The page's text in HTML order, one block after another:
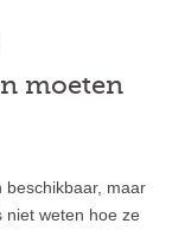
moeten
beschikbaar, maar
niet weten hoe ze